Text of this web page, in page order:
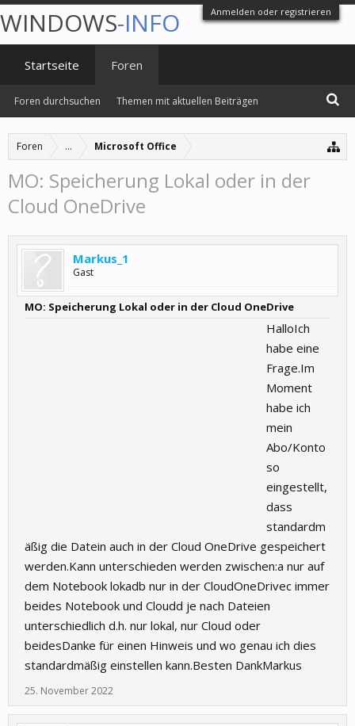
Anmelden oder registrieren
Foren ... Microsoft Office
MO: Speicherung Lokal oder in der
Cloud OneDrive
Markus_1
Gast
MO: Speicherung Lokal oder in der Cloud OneDrive
HalloIch
habe eine
Frage.Im
Moment
habe ich
mein
Abo/Konto
so
eingestellt,
dass
standardm
äßig die Datein auch in der Cloud OneDrive gespeichert
werden.Kann unterschieden werden zwischen:a nur auf
dem Notebook lokadb nur in der CloudOneDrivec immer
beides Notebook und Cloudd je nach Dateien
unterschiedlich d.h. nur lokal, nur Cloud oder
beidesDanke für einen Hinweis und wo genau ich dies
standardmäßig einstellen kann.Besten DankMarkus
25. November 2022
WINDOWS-INFO
Startseite Foren
Foren durchsuchen Themen mit aktuellen Beiträgen